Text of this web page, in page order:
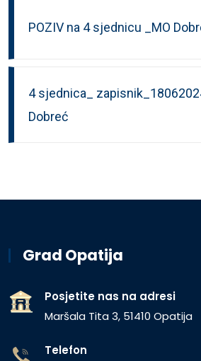
POZIV na 4 sjednicu _MO
4 sjednica_
Dobreć
Grad Opatija
Posjetite nas na adresi
Maršala Tita 3, 51410 Opatija
Telefon